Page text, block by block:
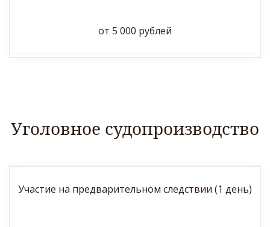
от 5 000 рублей
Уголовное судопроизводство
Участие на предварительном следствии (1 день)